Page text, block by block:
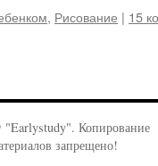
, Рисование | 15
"Earlystudy". Копирование
запрещено!